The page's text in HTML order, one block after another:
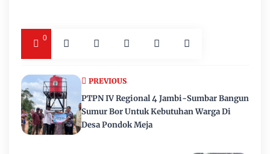
0
PREVIOUS
PTPN IV Regional 4 Jambi-Sumbar Bangun
Sumur Bor Untuk Kebutuhan Warga Di
Desa Pondok Meja